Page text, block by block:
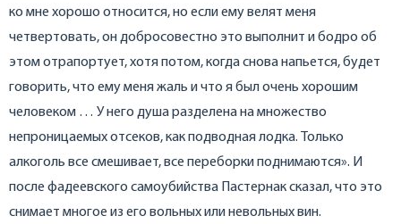
ко мне хорошо относится, но если ему велят меня
четвертовать, он добросовестно это выполнит и бодро об
этом отрапортует, хотя потом, когда снова напьется, будет
говорить, что ему меня жаль и что я был очень хорошим
человеком … У него душа разделена на множество
непроницаемых отсеков, как подводная лодка. Только
алкоголь все смешивает, все переборки поднимаются». И
после фадеевского самоубийства Пастернак сказал, что это
снимает многое из его вольных или невольных вин.